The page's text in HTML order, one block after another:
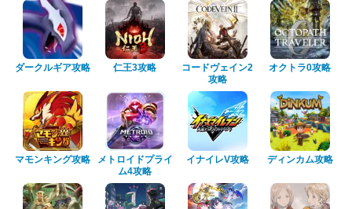
ダークルギア攻略 仁王3攻略
コードヴェイン2
攻略
オクトラ0攻略
マモンキング攻略
メトロイドプライ
ム4攻略
イナイレV攻略 ディンカム攻略